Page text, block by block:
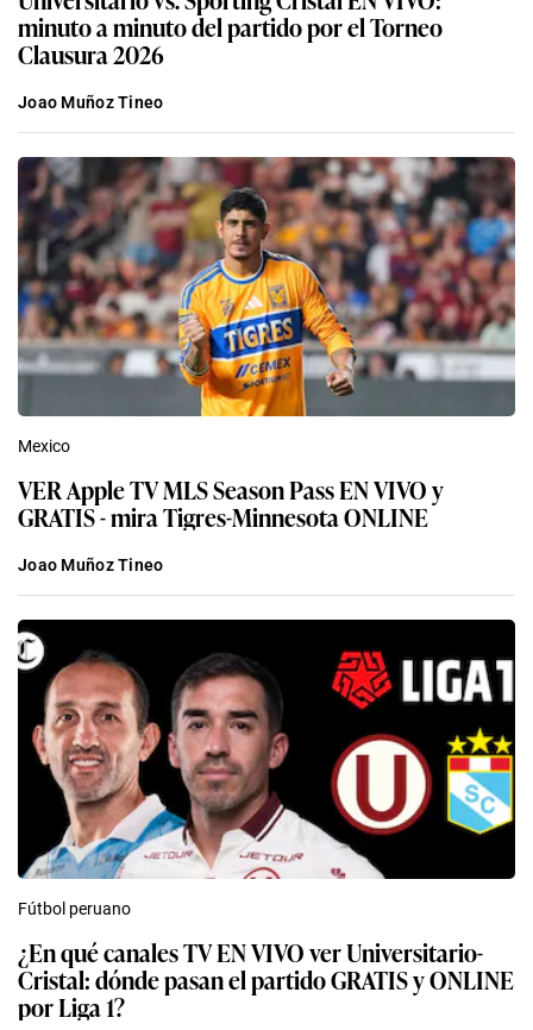
minuto a minuto del partido por el Torneo
Clausura 2026
Joao Muñoz Tineo
Mexico
VER Apple TV MLS Season Pass EN VIVO y
GRATIS - mira Tigres-Minnesota ONLINE
Joao Muñoz Tineo
Fútbol peruano
¿En qué canales TV EN VIVO ver Universitario-
Cristal: dónde pasan el partido GRATIS y ONLINE
por Liga 1?